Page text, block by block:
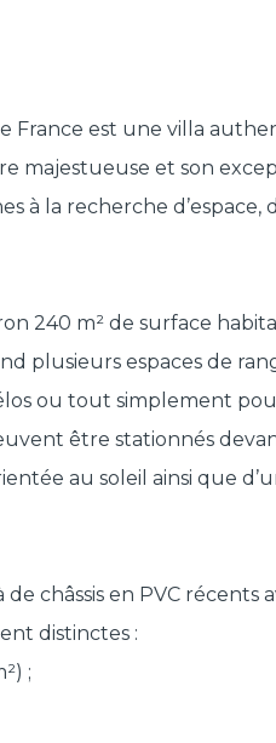
France est une villa
majestueuse et son
la recherche d’espace,
240 m² de surface
plusieurs espaces de
ou tout simplement
être stationnés
au soleil ainsi que
châssis en PVC récents
distinctes :
;